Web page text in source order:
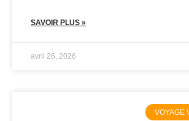
SAVOIR PLUS »
avril 26, 2026
VOYAGE